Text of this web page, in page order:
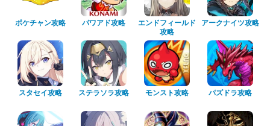
ポケチャン攻略 パワアド攻略
エンドフィールド
攻略
アークナイツ攻略
スタセイ攻略 ステラソラ攻略 モンスト攻略 パズドラ攻略